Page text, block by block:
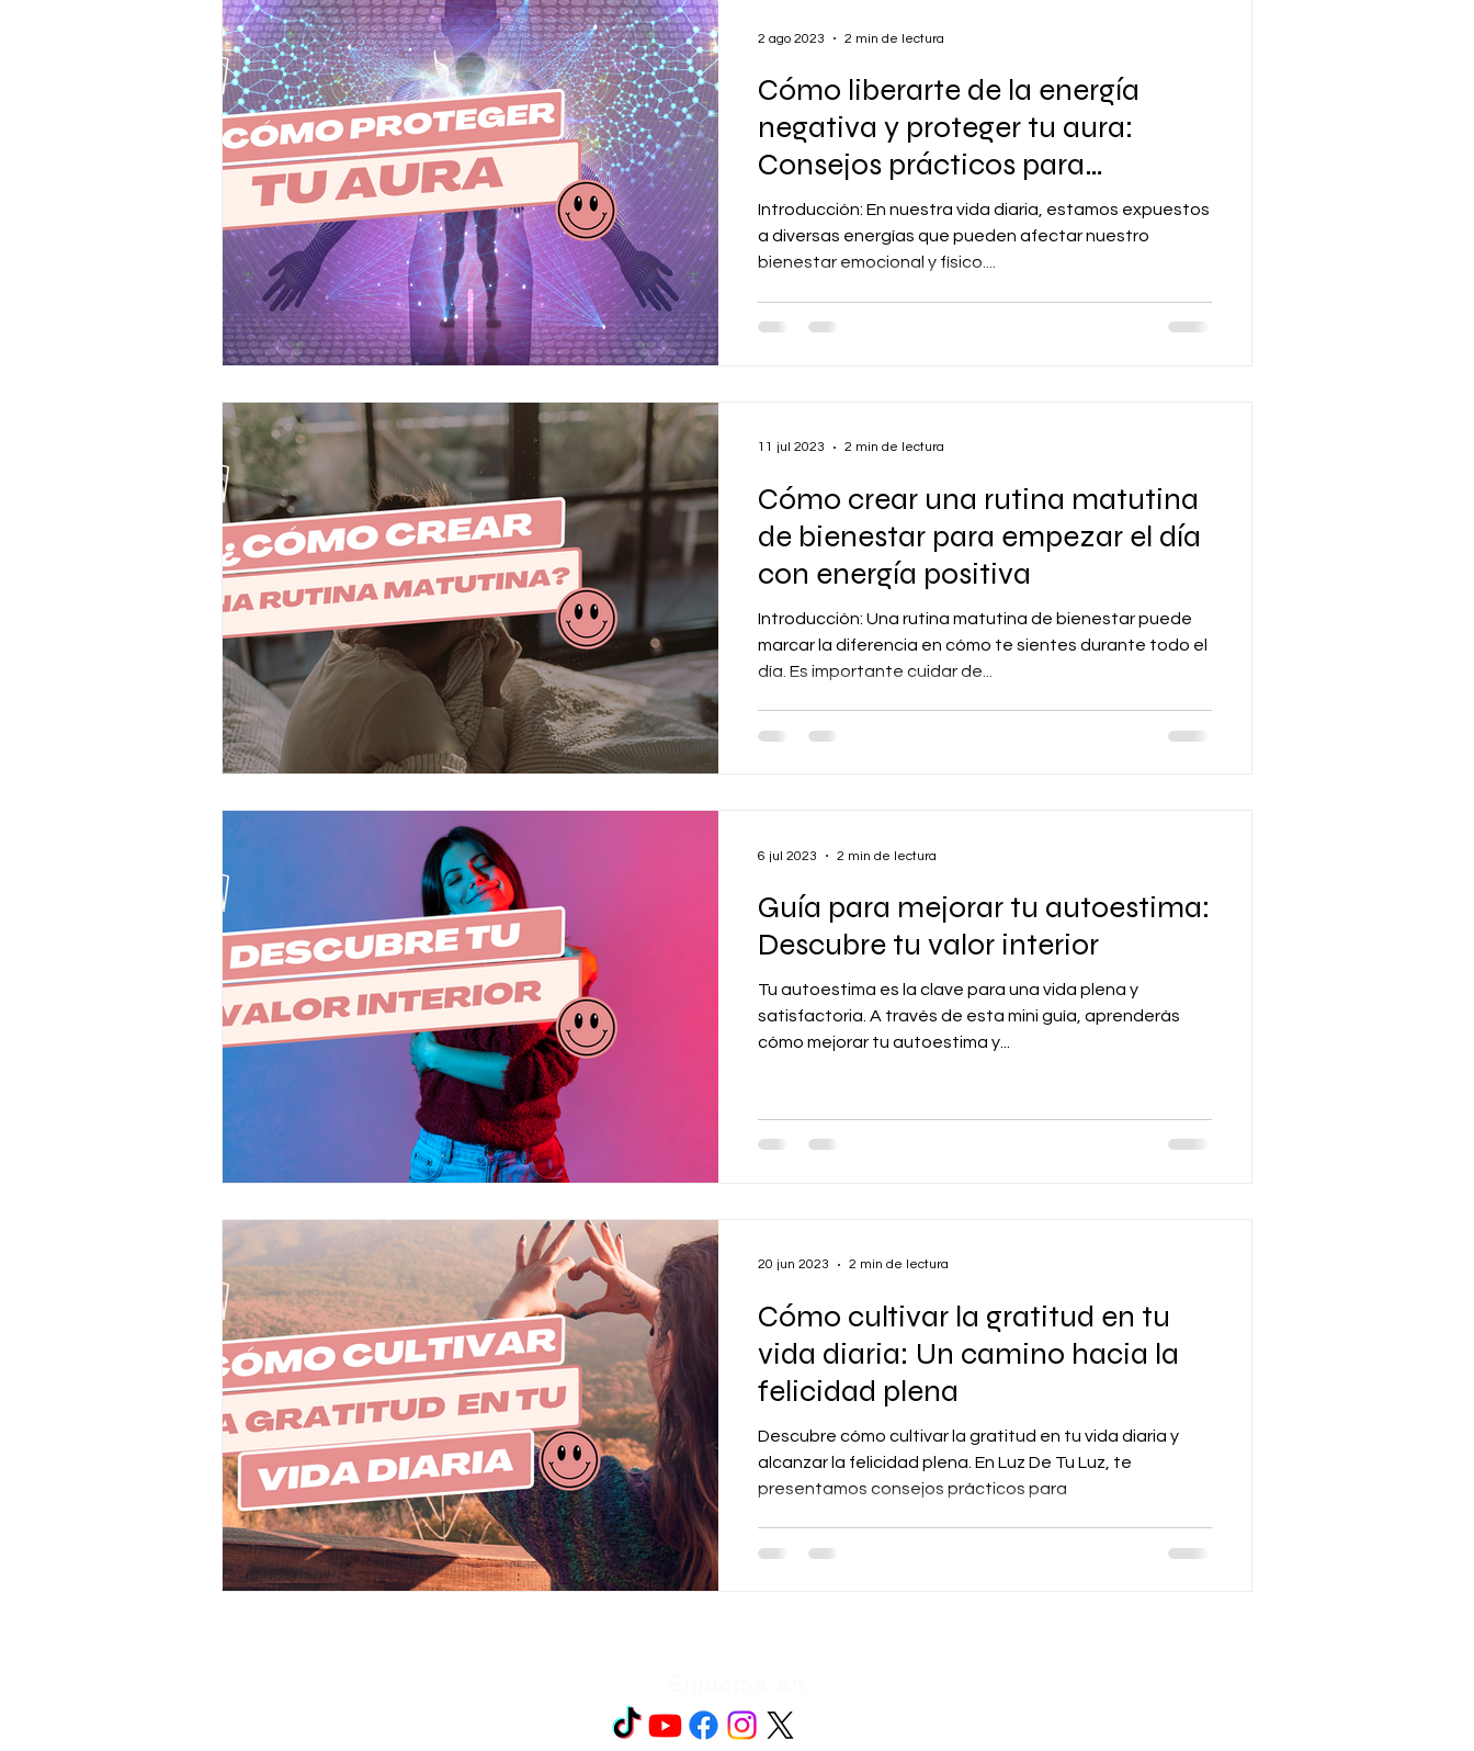
Cómo liberarte de la energía
negativa y proteger tu aura:
Consejos prácticos para
mantener tu bienes
Introducción: En nuestra vida diaria, estamos expuestos
a diversas energías que pueden afectar nuestro
bienestar emocional y físico....
2 ago 2023 2 min de lectura
Cómo crear una rutina matutina
de bienestar para empezar el día
con energía positiva
Introducción: Una rutina matutina de bienestar puede
marcar la diferencia en cómo te sientes durante todo el
día. Es importante cuidar de...
11 jul 2023 2 min de lectura
Guía para mejorar tu autoestima:
Descubre tu valor interior
Tu autoestima es la clave para una vida plena y
satisfactoria. A través de esta mini guía, aprenderás
cómo mejorar tu autoestima y...
6 jul 2023 2 min de lectura
Cómo cultivar la gratitud en tu
vida diaria: Un camino hacia la
felicidad plena
Descubre cómo cultivar la gratitud en tu vida diaria y
alcanzar la felicidad plena. En Luz De Tu Luz, te
presentamos consejos prácticos para
20 jun 2023 2 min de lectura